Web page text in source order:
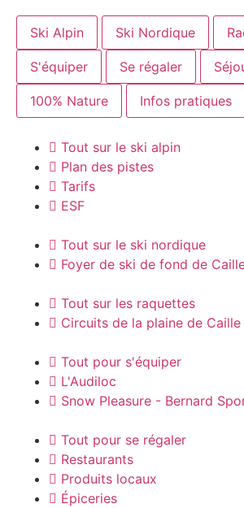
Ski Alpin Ski Nordique
S'équiper Se régaler
100% Nature Infos pratiques
Tout sur le ski alpin
Plan des pistes
Tarifs
ESF
Tout sur le ski nordique
Foyer de ski de fond de
Tout sur les raquettes
Circuits de la plaine de Caille
Tout pour s'équiper
L'Audiloc
Snow Pleasure - Bernard
Tout pour se régaler
Restaurants
Produits locaux
Épiceries